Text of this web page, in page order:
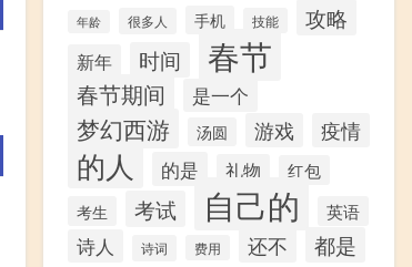
年龄 很多人 手机 技能 攻略
新年 时间 春节
春节期间 是一个
梦幻西游 汤圆 游戏 疫情
的人 的是 礼物
红包
考生
考试 自己的 英语
诗人 诗词 费用 还不 都是